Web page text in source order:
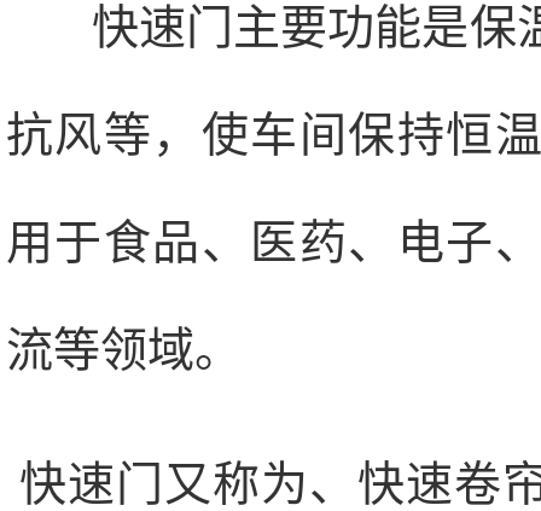
快速门主要功能是保
抗风等，使车间保持恒
用于食品、医药、电子
流等领域。
快速门又称为、快速卷